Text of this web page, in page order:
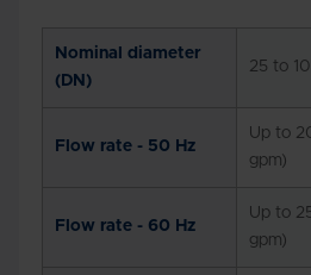
Nominal diameter
(DN)
25 to
Flow rate - 50 Hz
Up to
gpm)
Flow rate - 60 Hz
Up to
gpm)